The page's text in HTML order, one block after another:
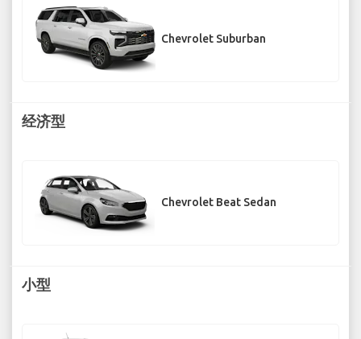
Chevrolet Suburban
经济型
Chevrolet Beat Sedan
小型